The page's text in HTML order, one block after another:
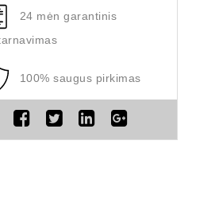
24 mėn garantinis
100% saugus pirkimas